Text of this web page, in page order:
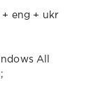
+ eng + ukr
All